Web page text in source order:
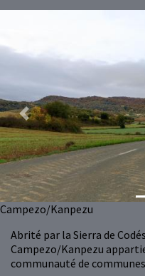
Abrité par la Sierra de
Campezo/Kanpezu
communauté de
Campezo/Kanpezu
Previous